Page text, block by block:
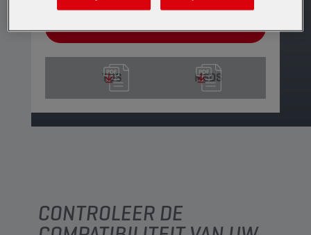
VIND EEN VERKOOPPUNT
TDS MSDS
CONTROLEER DE